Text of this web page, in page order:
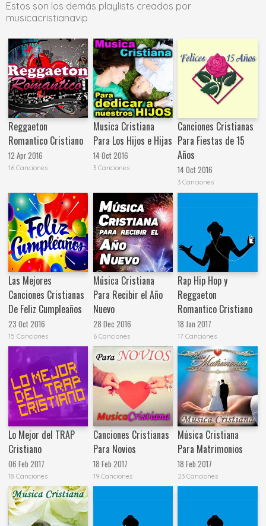
Estos son los demás playlists creados por
musicacristianavip
Reggaeton
Romantico Cristiano
12 Apr 2016
16 Canciones
Musica Cristiana
Para Los Hijos e Hijas
14 Oct 2016
3 Canciones
Canciones Cristianas
Para Fiestas de 15
Años
14 Oct 2016
3 Canciones
Las Mejores
Canciones Cristianas
De Feliz Cumpleaños
23 Oct 2016
15 Canciones
Música Cristiana
Para Recibir el Año
Nuevo
28 Dec 2016
6 Canciones
Rap Hip Hop y
Reggaeton
Romantico Cristiano
18 Jan 2017
17 Canciones
Lo Mejor del TRAP
Cristiano
06 Feb 2017
18 Canciones
Canciones Cristianas
Para Novios
18 Feb 2017
19 Canciones
Música Cristiana
Para Matrimonios
18 Feb 2017
23 Canciones